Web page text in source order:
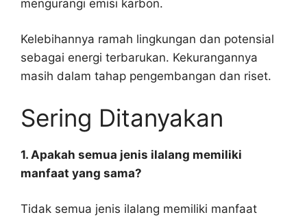
mengurangi emisi karbon.
Kelebihannya ramah lingkungan dan potensial
sebagai energi terbarukan. Kekurangannya
masih dalam tahap pengembangan dan riset.
Sering Ditanyakan
1. Apakah semua jenis ilalang memiliki
manfaat yang sama?
Tidak semua jenis ilalang memiliki manfaat